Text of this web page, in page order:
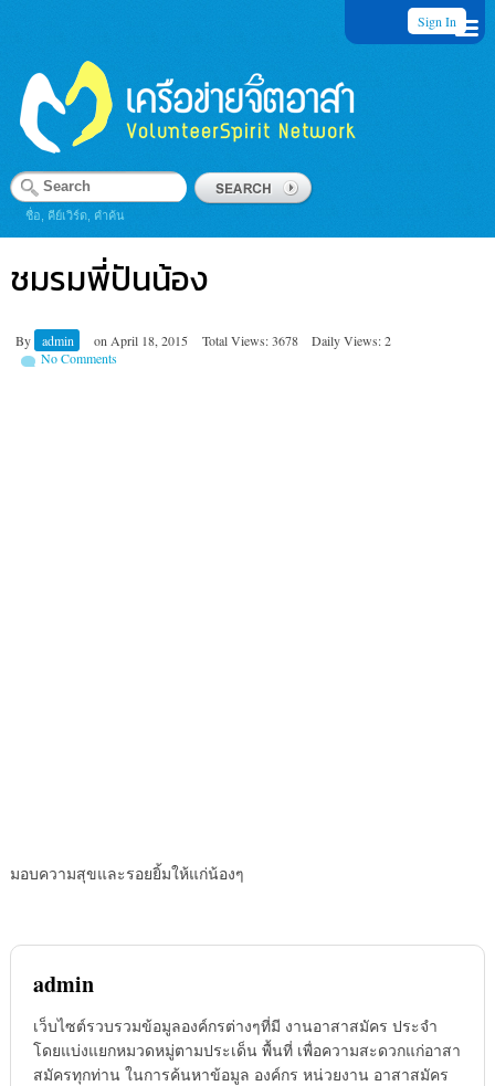
Sign In
ชื่อ, คีย์เวิร์ด, คำค้น
ชมรมพี่ปันน้อง
By admin on April 18, 2015 Total Views: 3678
Daily Views: 2
No Comments
มอบความสุขและรอยยิ้มให้แก่น้องๆ
admin
เว็บไซต์รวบรวมข้อมูลองค์กรต่างๆที่มี งานอาสาสมัคร ประจำ
โดยแบ่งแยกหมวดหมู่ตามประเด็น พื้นที่ เพื่อความสะดวกแก่อาสา
สมัครทุกท่าน ในการค้นหาข้อมูล องค์กร หน่วยงาน อาสาสมัคร